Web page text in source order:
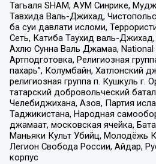
Тагьаля SHAM, АУМ Синрике,
Тавхида Валь-Джихад,
ба суи давлати исломи,
Сеть, Катиба Таухид валь-
Ахлю Сунна Валь Джамаа, National
Артподготовка, Религиозная
пахарь”, Колумбайн, Хатлонский
религиозная группа п. Кушкуль г.
татарский добровольческий
Челебиджихана, Азов, Партия
Таджикистана, Народная
джамаат, московская ячейка,
Маньяки Культ Убийц, Молодёжь
Легион Свобода России, Айдар,
корпус